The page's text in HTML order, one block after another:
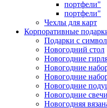
портфели"
портфели"
Чехлы для карт
Корпоративные
Подарки с
Новогодний стол
Новогодние
Новогодние
Новогодние
Новогодние
Новогодние
Новогодняя